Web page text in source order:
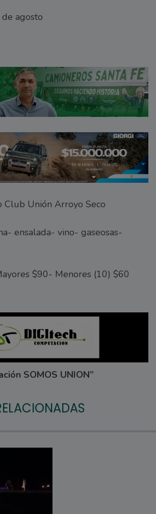
agosto
Club Unión Arroyo Seco
ensalada- vino- gaseosas-
$90- Menores (10) $60
SOMOS UNION”